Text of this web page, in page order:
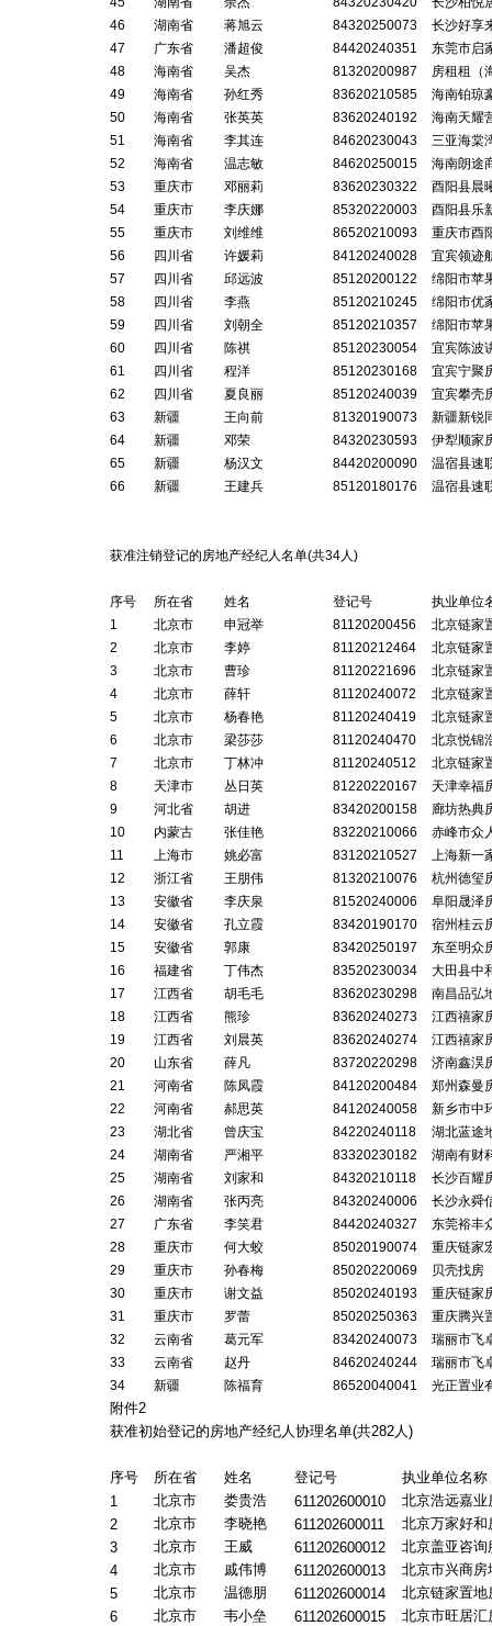
46
湖南省 蒋旭云 84320250073
长沙好享
47
广东省 潘超俊 84420240351
东莞市启
48
海南省 吴杰 81320200987
房租租（
49
海南省 孙红秀 83620210585
海南铂琼
50
海南省 张英英 83620240192
海南天耀
51
海南省 李其连 84620230043
三亚海棠
52
海南省 温志敏 84620250015
海南朗途
53
重庆市 邓丽莉 83620230322
酉阳县晨
54
重庆市 李庆娜 85320220003
酉阳县乐
55
重庆市 刘维维 86520210093
重庆市酉
56
四川省 许媛莉 84120240028
宜宾领迹
57
四川省 邱远波 85120200122
绵阳市苹
58
四川省 李燕 85120210245
绵阳市优
59
四川省 刘朝全 85120210357
绵阳市苹
60
四川省 陈祺 85120230054
宜宾陈波
61
四川省 程洋 85120230168
宜宾宁聚
62
四川省 夏良丽 85120240039
宜宾攀壳
63
新疆 王向前 81320190073
新疆新锐
64
新疆 邓荣 84320230593
伊犁顺家
65
新疆 杨汉文 84420200090
温宿县速
66
新疆 王建兵 85120180176 温宿县速
获准注销登记的房地产经纪人名单(共34人)
序号 所在省 姓名 登记号
执业单位
1
北京市 申冠举 81120200456
北京链家
2
北京市 李婷 81120212464
北京链家
3
北京市 曹珍 81120221696
北京链家
4
北京市 薛轩 81120240072
北京链家
5
北京市 杨春艳 81120240419
北京链家
6
北京市 梁莎莎 81120240470
北京悦锦
7
北京市 丁林冲 81120240512
北京链家
8
天津市 丛日英 81220220167
天津幸福
9
河北省 胡进 83420200158
廊坊热典
10
内蒙古 张佳艳 83220210066
赤峰市众
11
上海市 姚必富 83120210527
上海新一
12
浙江省 王朋伟 81320210076
杭州德玺
13
安徽省 李庆泉 81520240006
阜阳晟泽
14
安徽省 孔立霞 83420190170
宿州桂云
15
安徽省 郭康 83420250197
东至明众
16
福建省 丁伟杰 83520230034
大田县中
17
江西省 胡毛毛 83620230298
南昌品弘
18
江西省 熊珍 83620240273
江西禧家
19
江西省 刘晨英 83620240274
江西禧家
20
山东省 薛凡 83720220298
济南鑫淏
21
河南省 陈凤霞 84120200484
郑州森曼
22
河南省 郝思英 84120240058
新乡市中
23
湖北省 曾庆宝 84220240118
湖北蓝途
24
湖南省 严湘平 83320230182
湖南有财
25
湖南省 刘家和 84320210118
长沙百耀
26
湖南省 张丙亮 84320240006
长沙永舜
27
广东省 李笑君 84420240327
东莞裕丰
28
重庆市 何大蛟 85020190074
重庆链家
29
重庆市 孙春梅 85020220069
贝壳找房
30
重庆市 谢文益 85020240193
重庆链家
31
重庆市 罗蕾 85020250363
重庆腾兴
32
云南省 葛元军 83420240073
瑞丽市飞
33
云南省 赵丹 84620240244
瑞丽市飞
34
新疆 陈福育 86520040041 光正置业
附件2
获准初始登记的房地产经纪人协理名单(共282人)
序号 所在省 姓名 登记号
执业单位名称
1
北京市 娄贵浩 611202600010
北京浩远嘉业
2
北京市 李晓艳 611202600011
北京万家好和
3
北京市 王威 611202600012
北京盖亚咨询
4
北京市 戚伟博 611202600013
北京市兴商房
5
北京市 温德朋 611202600014
北京链家置地
6
北京市 韦小垒 611202600015
北京市旺居汇